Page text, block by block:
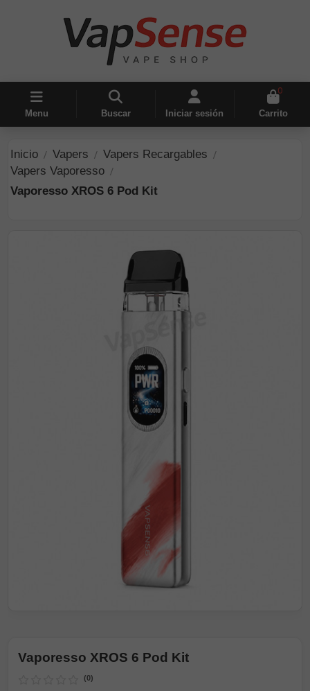
Menu Buscar Iniciar sesión
0
Carrito
Inicio Vapers
Vapers Recargables
Vapers Vaporesso
Vaporesso XROS 6 Pod Kit
Vaporesso XROS 6 Pod Kit
(0)